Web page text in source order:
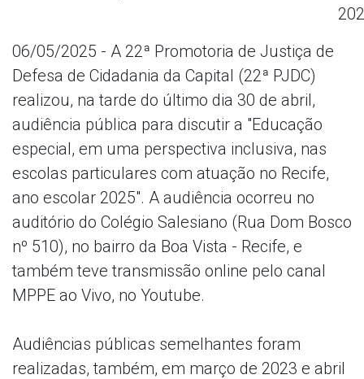
06/05/2025 - A 22ª Promotoria de Justiça de
Defesa de Cidadania da Capital (22ª PJDC)
realizou, na tarde do último dia 30 de abril,
audiência pública para discutir a "Educação
especial, em uma perspectiva inclusiva, nas
escolas particulares com atuação no Recife,
ano escolar 2025". A audiência ocorreu no
auditório do Colégio Salesiano (Rua Dom Bosco
nº 510), no bairro da Boa Vista - Recife, e
também teve transmissão online pelo canal
MPPE ao Vivo, no Youtube.
Audiências públicas semelhantes foram
realizadas, também, em março de 2023 e abril